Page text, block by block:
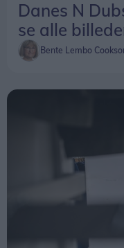
Danes N
se alle
Bente Lembo